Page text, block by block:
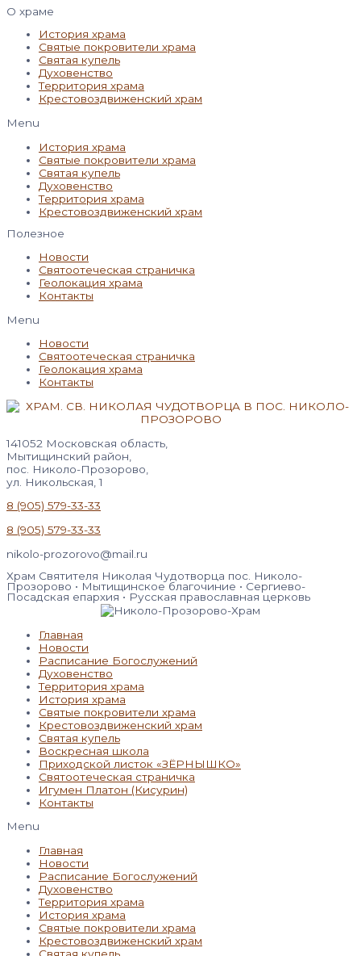
О храме
История храма
Святые покровители храма
Святая купель
Духовенство
Территория храма
Крестовоздвиженский храм
Menu
История храма
Святые покровители храма
Святая купель
Духовенство
Территория храма
Крестовоздвиженский храм
Полезное
Новости
Святоотеческая страничка
Геолокация храма
Контакты
Menu
Новости
Святоотеческая страничка
Геолокация храма
Контакты
141052 Московская область,
Мытищинский район,
пос. Николо-Прозорово,
ул. Никольская, 1
8 (905) 579-33-33
8 (905) 579-33-33
nikolo-prozorovo@mail.ru
Храм Святителя Николая Чудотворца пос. Николо-
Прозорово • Мытищинское благочиние • Сергиево-
Посадская епархия • Русская православная церковь
Главная
Новости
Расписание Богослужений
Духовенство
Территория храма
История храма
Святые покровители храма
Крестовоздвиженский храм
Святая купель
Воскресная школа
Приходской листок «ЗЁРНЫШКО»
Святоотеческая страничка
Игумен Платон (Кисурин)
Контакты
Menu
Главная
Новости
Расписание Богослужений
Духовенство
Территория храма
История храма
Святые покровители храма
Крестовоздвиженский храм